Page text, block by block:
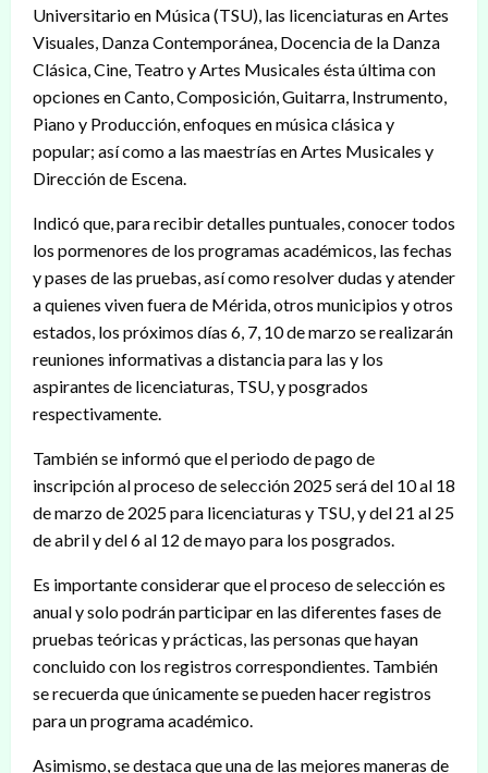
Universitario en Música (TSU), las licenciaturas en Artes
Visuales, Danza Contemporánea, Docencia de la Danza
Clásica, Cine, Teatro y Artes Musicales ésta última con
opciones en Canto, Composición, Guitarra, Instrumento,
Piano y Producción, enfoques en música clásica y
popular; así como a las maestrías en Artes Musicales y
Dirección de Escena.
Indicó que, para recibir detalles puntuales, conocer todos
los pormenores de los programas académicos, las fechas
y pases de las pruebas, así como resolver dudas y atender
a quienes viven fuera de Mérida, otros municipios y otros
estados, los próximos días 6, 7, 10 de marzo se realizarán
reuniones informativas a distancia para las y los
aspirantes de licenciaturas, TSU, y posgrados
respectivamente.
También se informó que el periodo de pago de
inscripción al proceso de selección 2025 será del 10 al 18
de marzo de 2025 para licenciaturas y TSU, y del 21 al 25
de abril y del 6 al 12 de mayo para los posgrados.
Es importante considerar que el proceso de selección es
anual y solo podrán participar en las diferentes fases de
pruebas teóricas y prácticas, las personas que hayan
concluido con los registros correspondientes. También
se recuerda que únicamente se pueden hacer registros
para un programa académico.
Asimismo, se destaca que una de las mejores maneras de